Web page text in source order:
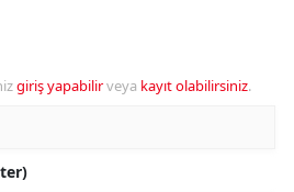
giriş yapabilirveya kayıt olabilirsiniz.